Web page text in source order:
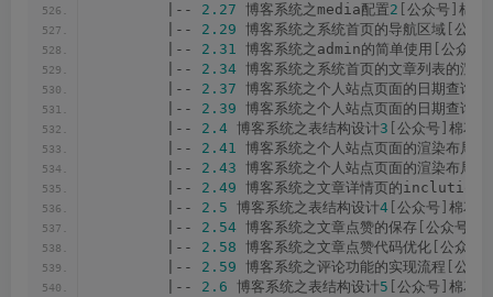
        |--
2.27 博客系统之media配置2 公众号 棉花
        |--
2.29 博客系统之系统首页的导航区域 公众
        |--
2.31 博客系统之admin的简单使用 公众号
        |--
2.34 博客系统之系统首页的文章列表的渲染
        |--
2.37 博客系统之个人站点页面的日期查询
        |--
2.39 博客系统之个人站点页面的日期查询
        |--
2.4 博客系统之表结构设计3 公众号 棉花
        |--
2.41 博客系统之个人站点页面的渲染布局
        |--
2.43 博客系统之个人站点页面的渲染布局
        |--
2.49 博客系统之文章详情页的
        |--
2.5 博客系统之表结构设计4 公众号 棉花
        |--
2.54 博客系统之文章点赞的保存 公众号
        |--
2.58 博客系统之文章点赞代码优化 公众号
        |--
2.59 博客系统之评论功能的实现流程 公众
        |--
2.6 博客系统之表结构设计5 公众号 棉花